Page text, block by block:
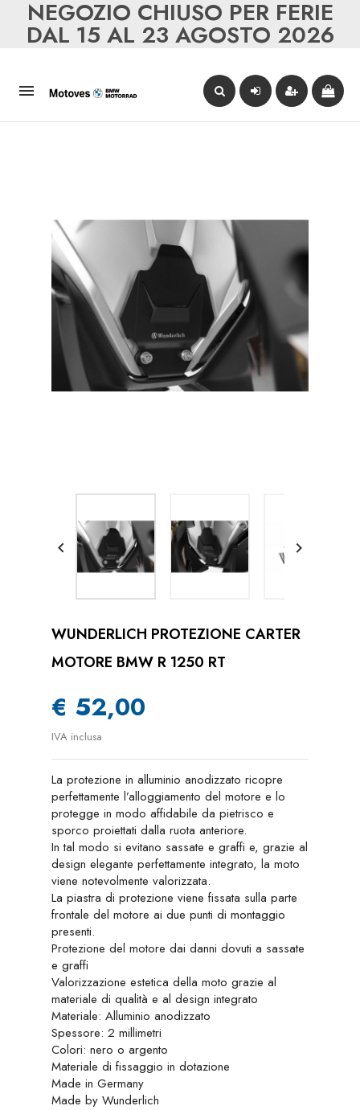
NEGOZIO CHIUSO PER FERIE
DAL 15 AL 23 AGOSTO 2026

 
WUNDERLICH PROTEZIONE CARTER
MOTORE BMW R 1250 RT
€ 52,00
IVA inclusa
La protezione in alluminio anodizzato ricopre
perfettamente l’alloggiamento del motore e lo
protegge in modo affidabile da pietrisco e
sporco proiettati dalla ruota anteriore.
In tal modo si evitano sassate e graffi e, grazie al
design elegante perfettamente integrato, la moto
viene notevolmente valorizzata.
La piastra di protezione viene fissata sulla parte
frontale del motore ai due punti di montaggio
presenti.
Protezione del motore dai danni dovuti a sassate
e graffi
Valorizzazione estetica della moto grazie al
materiale di qualità e al design integrato
Materiale: Alluminio anodizzato
Spessore: 2 millimetri
Colori: nero o argento
Materiale di fissaggio in dotazione
Made in Germany
Made by Wunderlich